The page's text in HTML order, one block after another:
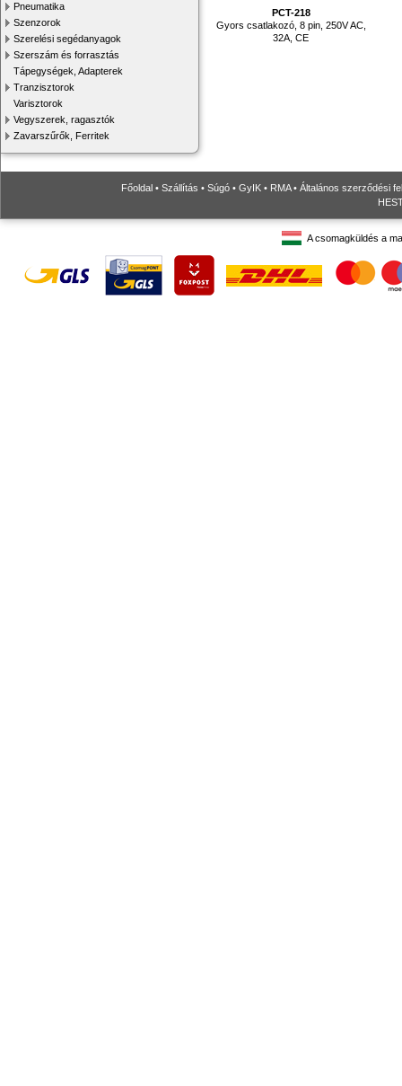
Pneumatika
Szenzorok
Szerelési segédanyagok
Szerszám és forrasztás
Tápegységek, Adapterek
Tranzisztorok
Varisztorok
Vegyszerek, ragasztók
Zavarszűrők, Ferritek
PCT-218
Gyors csatlakozó, 8 pin, 250V AC,
32A, CE
Főoldal • Szállítás • Súgó • GyIK • RMA• Általános szerződési
A csomagküldés a